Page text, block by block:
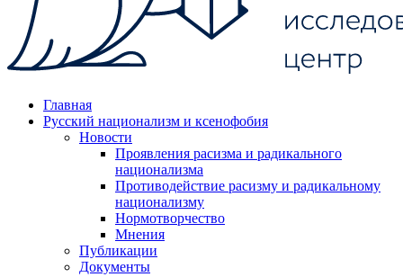
Главная
Русский национализм и ксенофобия
Новости
Проявления расизма и радикального
национализма
Противодействие расизму и радикальному
национализму
Нормотворчество
Мнения
Публикации
Документы